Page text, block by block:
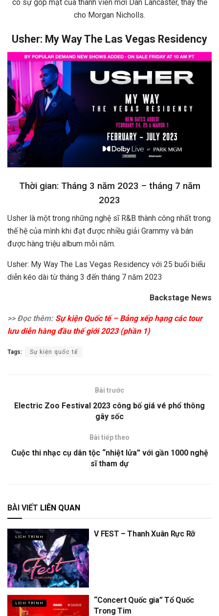
có sự góp mặt của thành viên mới Dan Lancaster, thay thế
cho Morgan Nicholls.
Usher: My Way The Las Vegas Residency
Thời gian: Tháng 3 năm 2023 – tháng 7 năm
2023
Usher là một trong những nghệ sĩ R&B thành công nhất trong
thế hệ của mình khi đạt được nhiều giải Grammy và bán
được hàng triệu album mỗi năm.
Usher: My Way The Las Vegas Residency với 25 buổi biểu
diễn kéo dài từ tháng 3 đến tháng 7 năm 2023
Backstage News
>> Đọc thêm: Sự kiện Quốc tế – Bảng xếp hạng các tour
lưu diễn hàng đầu thế giới 2023 (phần 1)
Tags: Sự kiện quốc tế
Bài trước
Electric Zoo Festival 2023 công bố giá vé phổ thông
gây sốc
Bài tiếp theo
Cuộc thi nhạc cụ dân tộc “nhiệt lửa” với gần 1000 nghệ
sĩ tham dự
BÀI VIẾT LIÊN QUAN
LỊCH TRÌNH V FEST – Thanh Xuân Rực Rỡ
LỊCH TRÌNH
“Concert Quốc gia” Tổ Quốc
Trong Tim